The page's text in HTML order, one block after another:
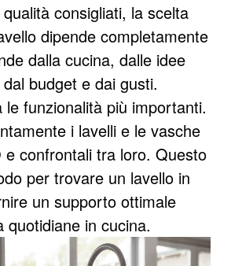
consigliati, la scelta
dipende completamente
dalla cucina, dalle idee
budget e dai gusti.
le funzionalità più importanti.
i lavelli e le vasche
e confrontali tra loro. Questo
per trovare un lavello in
un supporto ottimale
quotidiane in cucina.